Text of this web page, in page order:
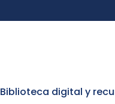
Biblioteca digital y